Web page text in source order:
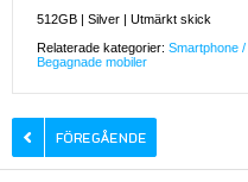
512GB | Silver | Utmärkt skick
Relaterade kategorier: Smartphone
Begagnade mobiler